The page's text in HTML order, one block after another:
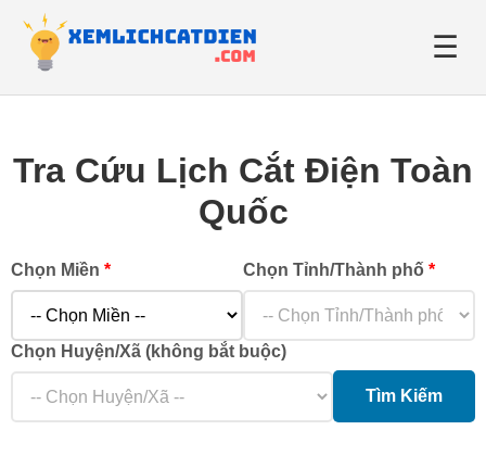
☰
Tin tức
Tra Cứu Lịch Cắt Điện Toàn
Quốc
Chọn Miền * Chọn Tỉnh/Thành phố *
Chọn Huyện/Xã (không bắt buộc)
Tìm Kiếm